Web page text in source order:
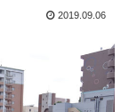
2019.09.06